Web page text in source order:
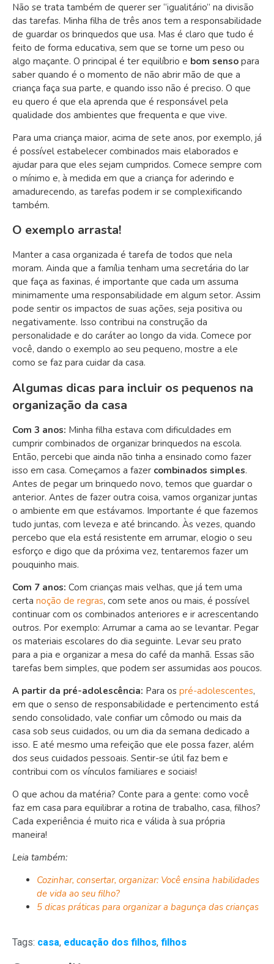
Não se trata também de querer ser “igualitário” na divisão
das tarefas. Minha filha de três anos tem a responsabilidade
de guardar os brinquedos que usa. Mas é claro que tudo é
feito de forma educativa, sem que se torne um peso ou
algo maçante. O principal é ter equilíbrio e bom senso para
saber quando é o momento de não abrir mão de que a
criança faça sua parte, e quando isso não é preciso. O que
eu quero é que ela aprenda que é responsável pela
qualidade dos ambientes que frequenta e que vive.
Para uma criança maior, acima de sete anos, por exemplo, já
é possível estabelecer combinados mais elaborados e
ajudar para que eles sejam cumpridos. Comece sempre com
o mínimo e, à medida em que a criança for aderindo e
amadurecendo, as tarefas podem ir se complexificando
também.
O exemplo arrasta!
Manter a casa organizada é tarefa de todos que nela
moram. Ainda que a família tenham uma secretária do lar
que faça as faxinas, é importante que cada um assuma
minimamente uma responsabilidade em algum setor. Assim
pode sentir os impactos de suas ações, seja positiva ou
negativamente. Isso contribui na construção da
personalidade e do caráter ao longo da vida. Comece por
você, dando o exemplo ao seu pequeno, mostre a ele
como se faz para cuidar da casa.
Algumas dicas para incluir os pequenos na
organização da casa
Com 3 anos: Minha filha estava com dificuldades em
cumprir combinados de organizar brinquedos na escola.
Então, percebi que ainda não tinha a ensinado como fazer
isso em casa. Começamos a fazer combinados simples.
Antes de pegar um brinquedo novo, temos que guardar o
anterior. Antes de fazer outra coisa, vamos organizar juntas
o ambiente em que estávamos. Importante é que fazemos
tudo juntas, com leveza e até brincando. Às vezes, quando
percebo que ela está resistente em arrumar, elogio o seu
esforço e digo que da próxima vez, tentaremos fazer um
pouquinho mais.
Com 7 anos: Com crianças mais velhas, que já tem uma
certa noção de regras, com sete anos ou mais, é possível
continuar com os combinados anteriores e ir acrescentando
outros. Por exemplo: Arrumar a cama ao se levantar. Pegar
os materiais escolares do dia seguinte. Levar seu prato
para a pia e organizar a mesa do café da manhã. Essas são
tarefas bem simples, que podem ser assumidas aos poucos.
A partir da pré-adolescência: Para os pré-adolescentes,
em que o senso de responsabilidade e pertencimento está
sendo consolidado, vale confiar um cômodo ou mais da
casa sob seus cuidados, ou um dia da semana dedicado a
isso. E até mesmo uma refeição que ele possa fazer, além
dos seus cuidados pessoais. Sentir-se útil faz bem e
contribui com os vínculos familiares e sociais!
O que achou da matéria? Conte para a gente: como você
faz em casa para equilibrar a rotina de trabalho, casa, filhos?
Cada experiência é muito rica e válida à sua própria
maneira!
Leia também:
Cozinhar, consertar, organizar: Você ensina habilidades
de vida ao seu filho?
5 dicas práticas para organizar a bagunça das crianças
Tags: casa, educação dos filhos, filhos